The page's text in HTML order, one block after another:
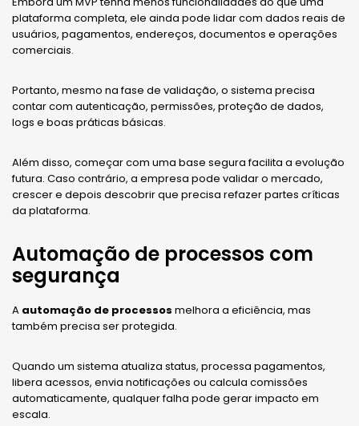
plataforma completa, ele ainda pode lidar com dados reais de
usuários, pagamentos, endereços, documentos e operações
comerciais.
Portanto, mesmo na fase de validação, o sistema precisa
contar com autenticação, permissões, proteção de dados,
logs e boas práticas básicas.
Além disso, começar com uma base segura facilita a evolução
futura. Caso contrário, a empresa pode validar o mercado,
crescer e depois descobrir que precisa refazer partes críticas
da plataforma.
Automação de processos com
segurança
A automação de processos melhora a eficiência, mas
também precisa ser protegida.
Quando um sistema atualiza status, processa pagamentos,
libera acessos, envia notificações ou calcula comissões
automaticamente, qualquer falha pode gerar impacto em
escala.